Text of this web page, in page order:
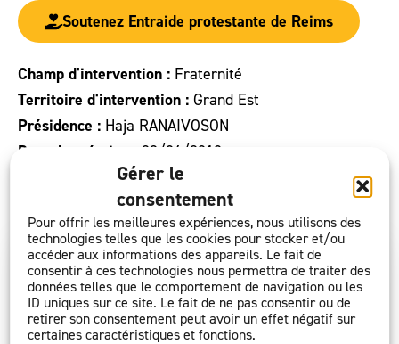
Gérer le
consentement
Pour offrir les meilleures expériences, nous utilisons des
technologies telles que les cookies pour stocker et/ou
accéder aux informations des appareils. Le fait de
consentir à ces technologies nous permettra de traiter des
données telles que le comportement de navigation ou les
ID uniques sur ce site. Le fait de ne pas consentir ou de
retirer son consentement peut avoir un effet négatif sur
certaines caractéristiques et fonctions.
Soutenez Entraide protestante de Reims
Champ d'intervention : Fraternité
Territoire d'intervention : Grand Est
Présidence : Haja RANAIVOSON
Date de création : 23/06/2010
president@entraide-protestante-reims.org